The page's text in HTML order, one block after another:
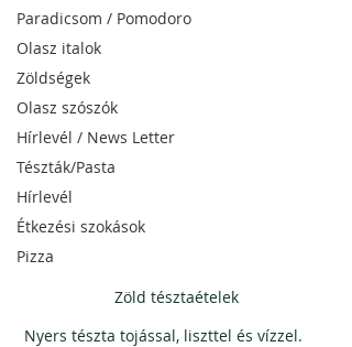
Paradicsom / Pomodoro
Olasz italok
Zöldségek
Olasz szószók
Hírlevél / News Letter
Tészták/Pasta
Hírlevél
Étkezési szokások
Pizza
Zöld tésztaételek
Nyers tészta tojással, liszttel és vízzel.